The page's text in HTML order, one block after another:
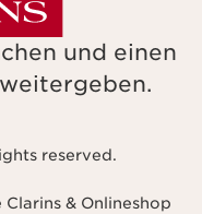
und einen
reserved.
& Onlineshop